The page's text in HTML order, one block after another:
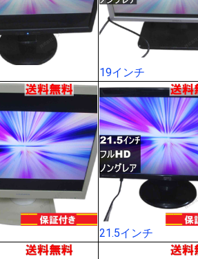
19インチ
21.5インチ